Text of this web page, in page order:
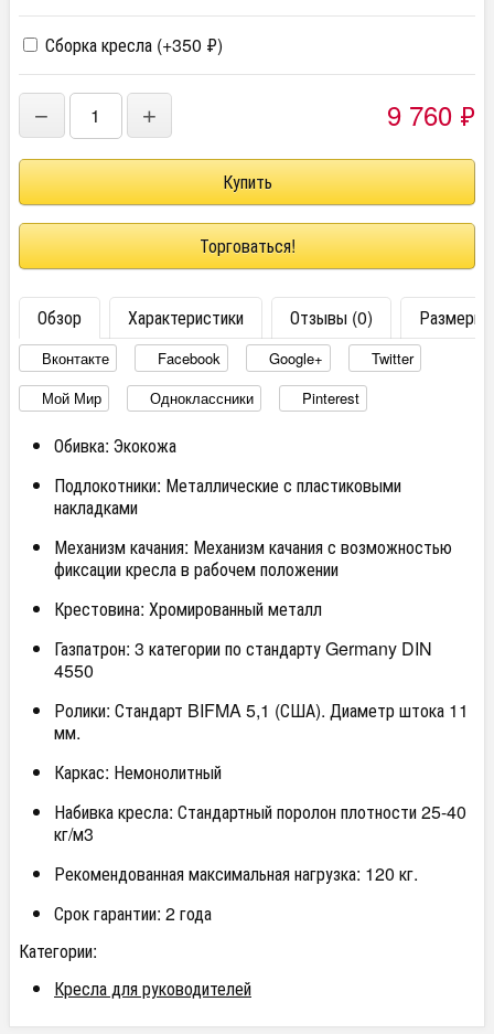
Сборка кресла (+350 ₽)
− + 9 760 ₽
Торговаться!
Обзор Характеристики Отзывы (0) Размеры
Вконтакте Facebook Google+
Twitter
Мой Мир
Одноклассники Pinterest
Обивка: Экокожа
Подлокотники: Металлические с пластиковыми
накладками
Механизм качания: Механизм качания с возможностью
фиксации кресла в рабочем положении
Крестовина: Хромированный металл
Газпатрон: 3 категории по стандарту Germany DIN
4550
Ролики: Стандарт BIFMA 5,1 (США). Диаметр штока 11
мм.
Каркас: Немонолитный
Набивка кресла: Стандартный поролон плотности 25-40
кг/м3
Рекомендованная максимальная нагрузка: 120 кг.
Срок гарантии: 2 года
Категории:
Кресла для руководителей